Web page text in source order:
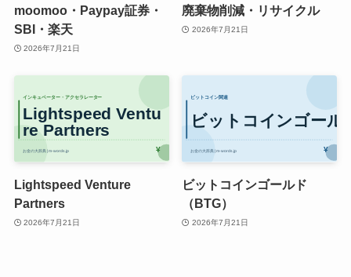
moomoo・Paypay証券・
SBI・楽天
2026年7月21日
廃棄物削減・リサイクル
2026年7月21日
Lightspeed Venture
Partners
2026年7月21日
ビットコインゴールド
（BTG）
2026年7月21日